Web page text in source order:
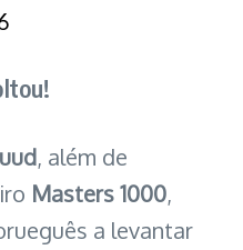
, além de
Masters 1000,
a levantar